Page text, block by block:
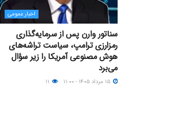
اخبار عمومی
سناتور وارن پس از سرمایه‌گذاری
رمزارزی ترامپ، سیاست تراشه‌های
هوش مصنوعی آمریکا را زیر سؤال
می‌برد